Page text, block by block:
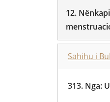
12.
Sahihu i
313. Nga: